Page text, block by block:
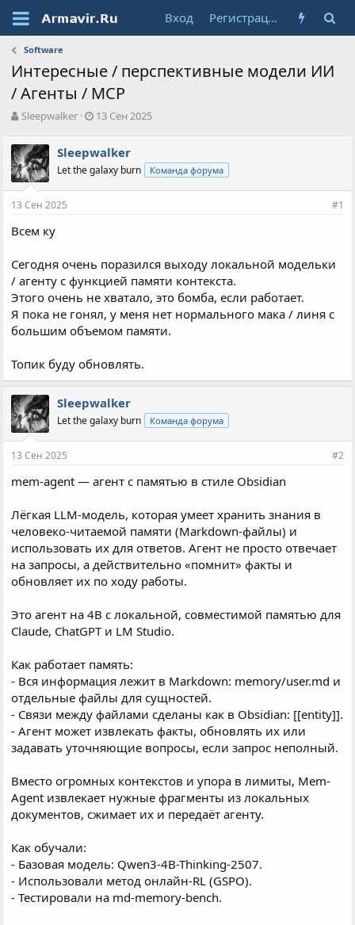
Вход Регистрация
Software
Интересные / перспективные модели ИИ
/ Агенты / MCP
А
т
о
р
т
е
ы
Sleepwalker
Д
а
н
13 Сен 2025
Sleepwalker
Let the galaxy burn Команда форума
13 Сен 2025 #1
Всем ку
Сегодня очень поразился выходу локальной модельки
/ агенту с функцией памяти контекста.
Этого очень не хватало, это бомба, если работает.
Я пока не гонял, у меня нет нормального мака / линя с
большим объемом памяти.
Топик буду обновлять.
Sleepwalker
Let the galaxy burn Команда форума
13 Сен 2025 #2
mem-agent — агент с памятью в стиле Obsidian
Лёгкая LLM-модель, которая умеет хранить знания в
человеко-читаемой памяти (Markdown-файлы) и
использовать их для ответов. Агент не просто отвечает
на запросы, а действительно «помнит» факты и
обновляет их по ходу работы.
Это агент на 4B с локальной, совместимой памятью для
Claude, ChatGPT и LM Studio.
Как работает память:
- Вся информация лежит в Markdown: memory/user.md и
отдельные файлы для сущностей.
- Связи между файлами сделаны как в Obsidian: [[entity]].
- Агент может извлекать факты, обновлять их или
задавать уточняющие вопросы, если запрос неполный.
Вместо огромных контекстов и упора в лимиты, Mem-
Agent извлекает нужные фрагменты из локальных
документов, сжимает их и передаёт агенту.
Как обучали:
- Базовая модель: Qwen3-4B-Thinking-2507.
- Использовали метод онлайн-RL (GSPO).
- Тестировали на md-memory-bench.